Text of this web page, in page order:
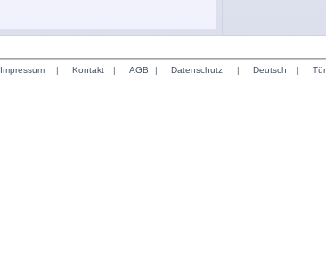
Impressum | Kontakt | AGB | Datenschutz | Deutsch |